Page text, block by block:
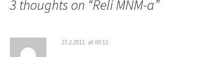
3 thoughts on “Reli MNM-a”
27.2.2011. at 00:12